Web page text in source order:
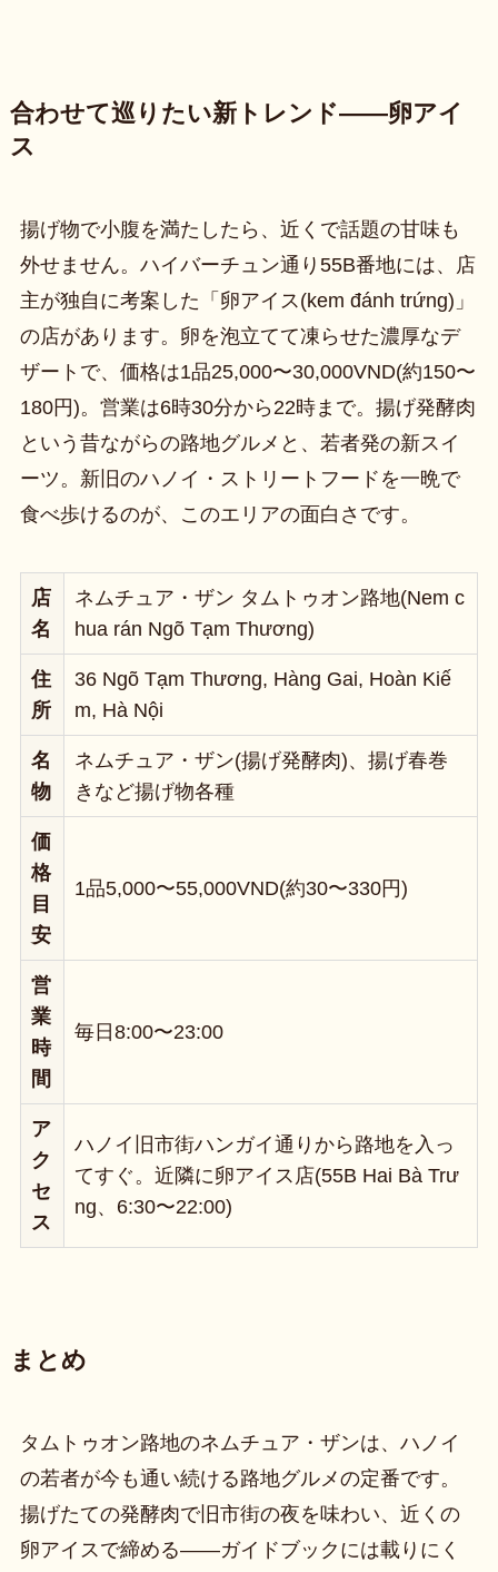
合わせて巡りたい新トレンド——卵アイ
ス
揚げ物で小腹を満たしたら、近くで話題の甘味も
外せません。ハイバーチュン通り55B番地には、店
主が独自に考案した「卵アイス(kem đánh trứng)」
の店があります。卵を泡立てて凍らせた濃厚なデ
ザートで、価格は1品25,000〜30,000VND(約150〜
180円)。営業は6時30分から22時まで。揚げ発酵肉
という昔ながらの路地グルメと、若者発の新スイ
ーツ。新旧のハノイ・ストリートフードを一晩で
食べ歩けるのが、このエリアの面白さです。
店
名
ネムチュア・ザン タムトゥオン路地(Nem c
hua rán Ngõ Tạm Thương)
住
所
36 Ngõ Tạm Thương, Hàng Gai, Hoàn Kiế
m, Hà Nội
名
物
ネムチュア・ザン(揚げ発酵肉)、揚げ春巻
きなど揚げ物各種
価
格
目
安
1品5,000〜55,000VND(約30〜330円)
営
業
時
間
毎日8:00〜23:00
ア
ク
セ
ス
ハノイ旧市街ハンガイ通りから路地を入っ
てすぐ。近隣に卵アイス店(55B Hai Bà Trư
ng、6:30〜22:00)
まとめ
タムトゥオン路地のネムチュア・ザンは、ハノイ
の若者が今も通い続ける路地グルメの定番です。
揚げたての発酵肉で旧市街の夜を味わい、近くの
卵アイスで締める——ガイドブックには載りにく